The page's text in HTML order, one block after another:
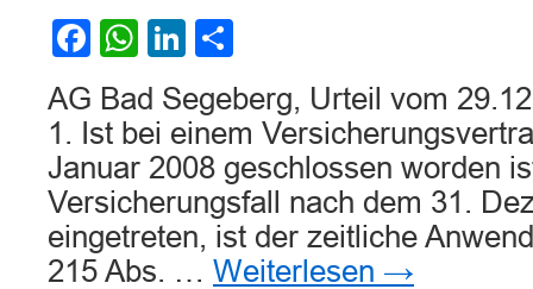
Facebook
WhatsApp
LinkedIn
AG Bad Segeberg, Urteil vom
1. Ist bei einem
Januar 2008 geschlossen worden
Versicherungsfall nach dem 31.
eingetreten, ist der zeitliche
215 Abs. … Weiterlesen →